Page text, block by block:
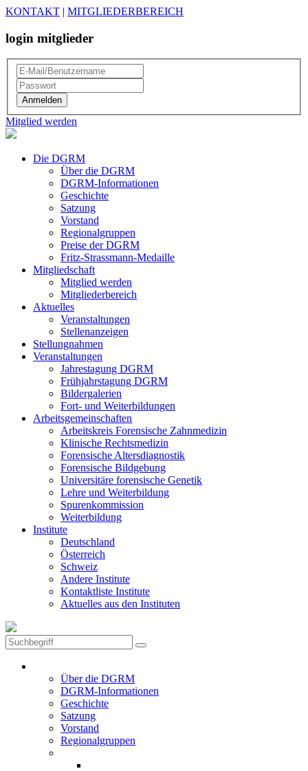
KONTAKT | MITGLIEDERBEREICH
login mitglieder
Mitglied werden
Die DGRM
Über die DGRM
DGRM-Informationen
Geschichte
Satzung
Vorstand
Regionalgruppen
Preise der DGRM
Fritz-Strassmann-Medaille
Mitgliedschaft
Mitglied werden
Mitgliederbereich
Aktuelles
Veranstaltungen
Stellenanzeigen
Stellungnahmen
Veranstaltungen
Jahrestagung DGRM
Frühjahrstagung DGRM
Bildergalerien
Fort- und Weiterbildungen
Arbeitsgemeinschaften
Arbeitskreis Forensische Zahnmedizin
Klinische Rechtsmedizin
Forensische Altersdiagnostik
Forensische Bildgebung
Universitäre forensische Genetik
Lehre und Weiterbildung
Spurenkommission
Weiterbildung
Institute
Deutschland
Österreich
Schweiz
Andere Institute
Kontaktliste Institute
Aktuelles aus den Instituten
Über die DGRM
DGRM-Informationen
Geschichte
Satzung
Vorstand
Regionalgruppen